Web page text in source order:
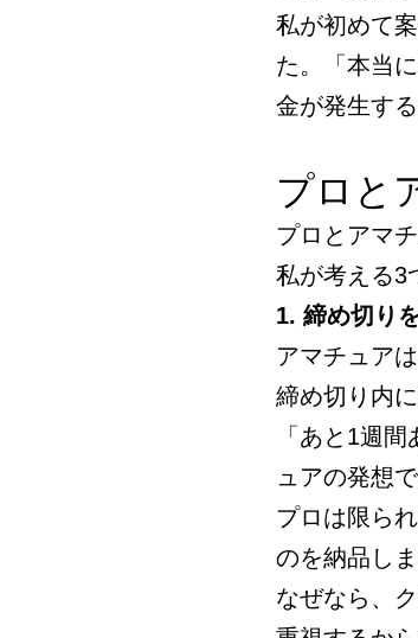
私が初めて
た。「本当
金が発生す
プロと
プロとアマ
私が考える3
1. 締め切り
アマチュア
締め切り内
「あと1週
ュアの発想で
プロは限ら
のを納品しま
なぜなら、